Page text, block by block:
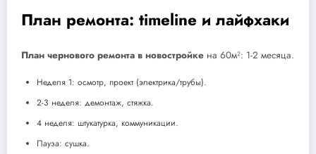
План ремонта: timeline и лайфхаки
План чернового ремонта в новостройке на 60м²: 1-2 месяца.
Неделя 1: осмотр, проект (электрика/трубы).
2-3 неделя: демонтаж, стяжка.
4 неделя: штукатурка, коммуникации.
Пауза: сушка.